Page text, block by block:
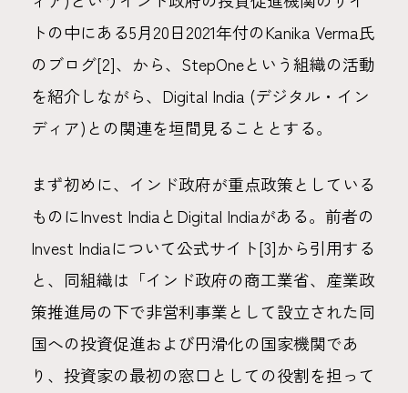
トの中にある5月20日2021年付のKanika Verma氏
のブログ[2]、から、StepOneという組織の活動
を紹介しながら、Digital India (デジタル・イン
ディア)との関連を垣間見ることとする。
まず初めに、インド政府が重点政策としている
ものにInvest IndiaとDigital Indiaがある。前者の
Invest Indiaについて公式サイト[3]から引用する
と、同組織は「インド政府の商工業省、産業政
策推進局の下で非営利事業として設立された同
国への投資促進および円滑化の国家機関であ
り、投資家の最初の窓口としての役割を担って